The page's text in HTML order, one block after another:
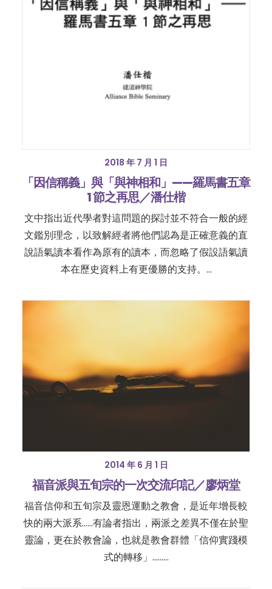
2018 年 7 月 1 日
「因信稱義」與「與神相和」——羅馬書五章
1 節之再思／潘仕楷
文中指出近代學者對這問題的探討並不符合一般的經
文鑑別理念，以致解經者將他們認為是正確意義的直
說語氣讀本看作為原有的讀本，而忽略了假設語氣讀
本在歷史資料上有更優勝的支持。…
2014 年 6 月 1 日
福音派與五旬宗的一次交流印記／廖炳堂
福音信仰和五旬宗及靈恩運動之教會，是近年增長較
快的兩大派系......有論者指出，兩派之差異不僅在於聖
靈論，更在於教會論，也就是教會群體「信仰實踐模
式的轉移」......…